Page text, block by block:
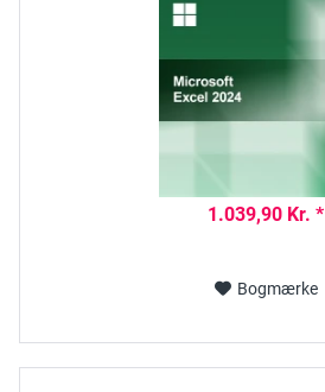
1.039,90 Kr. *
Bogmærke